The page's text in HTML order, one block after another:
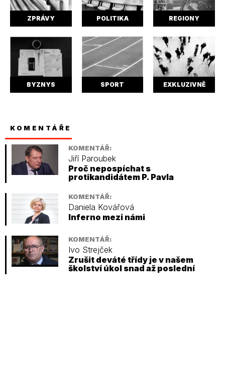
ZPRÁVY POLITIKA REGIONY
BYZNYS SPORT EXKLUZIVNĚ
KOMENTÁŘE
KOMENTÁŘ:
Jiří Paroubek
Proč nepospíchat s
protikandidátem P. Pavla
KOMENTÁŘ:
Daniela Kovářová
Inferno mezi námi
KOMENTÁŘ:
Ivo Strejček
Zrušit deváté třídy je v našem
školství úkol snad až poslední